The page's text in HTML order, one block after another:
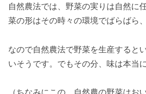
自然農法では、野菜の実りは自然に
菜の形はその時々の環境でばらばら
なので自然農法で野菜を生産すると
いそうです。でもその分、味は本当